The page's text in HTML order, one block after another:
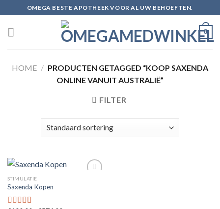
to
content
OMEGA BESTE APOTHEEK VOOR AL UW BEHOEFTEN.
0
HOME / PRODUCTEN GETAGGED “KOOP SAXENDA
ONLINE VANUIT AUSTRALIË”
FILTER
STIMULATIE
Saxenda Kopen